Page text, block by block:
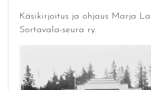
Käsikirjoitus ja ohjaus Marja
Sortavala-seura ry.